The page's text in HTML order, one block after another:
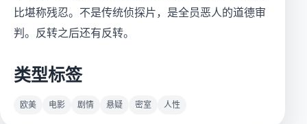
比堪称残忍。不是传统侦探片，是全员恶人的道德审
判。反转之后还有反转。
类型标签
欧美 电影 剧情 悬疑 密室 人性